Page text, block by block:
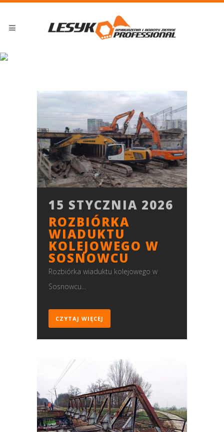
15 STYCZNIA 2026
ROZBIÓRKA
WIADUKTU
KOLEJOWEGO W
SOSNOWCU
Rozbiórka wiaduktu kolejowego w
Sosnowcu...
CZYTAJ WIĘCEJ